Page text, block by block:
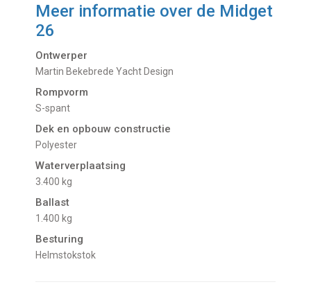
Meer informatie over de Midget
26
Ontwerper
Martin Bekebrede Yacht Design
Rompvorm
S-spant
Dek en opbouw constructie
Polyester
Waterverplaatsing
3.400 kg
Ballast
1.400 kg
Besturing
Helmstokstok